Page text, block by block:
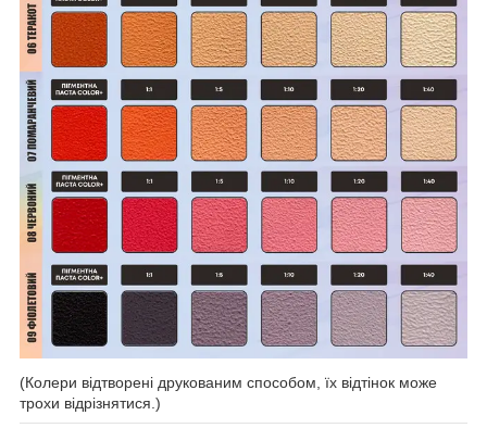
(Колери відтворені друкованим способом, їх відтінок може
трохи відрізнятися.)